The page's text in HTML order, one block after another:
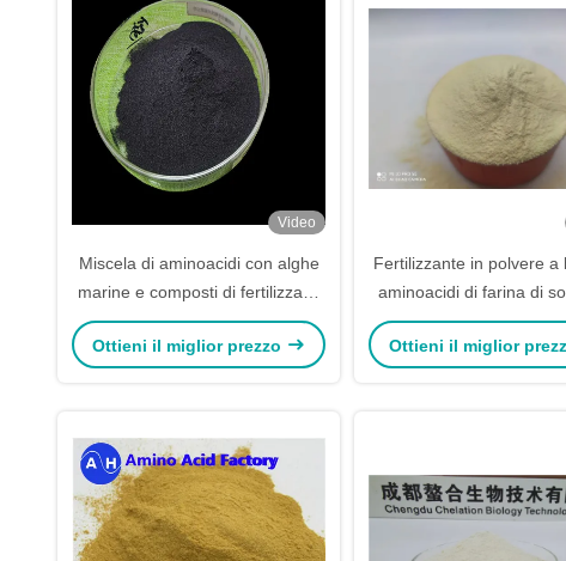
Video
Miscela di aminoacidi con alghe
marine e composti di fertilizzanti
di acido umico come spruzzatura
e irrigazione delle foglie
Ottieni il miglior prezzo
Fertilizzante in polvere a
aminoacidi di farina di
OGM per uso
Ottieni il miglior